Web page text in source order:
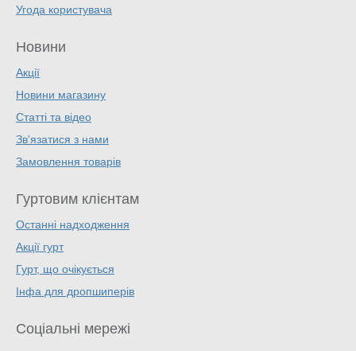
Угода користувача
Новини
Акції
Новини магазину
Статті та відео
Зв'язатися з нами
Замовлення товарів
Гуртовим клієнтам
Останні надходження
Акції гурт
Гурт, що очікується
Інфа для дропшиперів
Соціальні мережі